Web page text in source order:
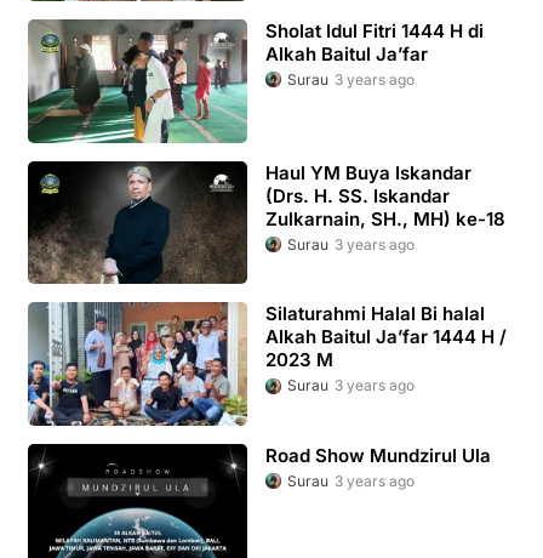
Surau 3 years ago
Sholat Idul Fitri 1444 H di
Alkah Baitul Ja’far
Surau 3 years ago
Haul YM Buya Iskandar
(Drs. H. SS. Iskandar
Zulkarnain, SH., MH) ke-18
Surau 3 years ago
Silaturahmi Halal Bi halal
Alkah Baitul Ja’far 1444 H /
2023 M
Surau 3 years ago
Road Show Mundzirul Ula